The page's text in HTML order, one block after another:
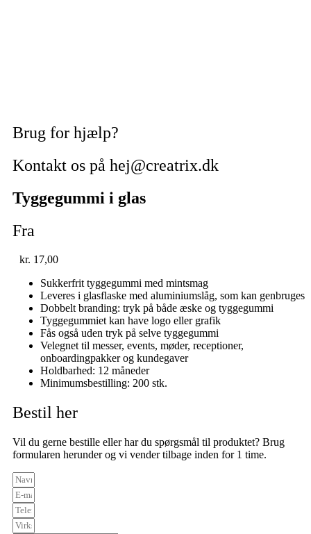
Brug for hjælp?
Kontakt os på hej@creatrix.dk
Tyggegummi i glas
Fra
kr. 17,00
Sukkerfrit tyggegummi med mintsmag
Leveres i glasflaske med aluminiumslåg, som kan genbruges
Dobbelt branding: tryk på både æske og tyggegummi
Tyggegummiet kan have logo eller grafik
Fås også uden tryk på selve tyggegummi
Velegnet til messer, events, møder, receptioner,
onboardingpakker og kundegaver
Holdbarhed: 12 måneder
Minimumsbestilling: 200 stk.
Bestil her
Vil du gerne bestille eller har du spørgsmål til produktet? Brug
formularen herunder og vi vender tilbage inden for 1 time.